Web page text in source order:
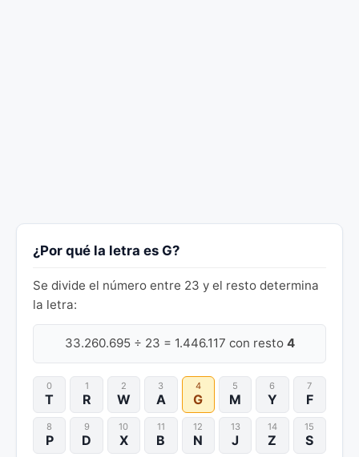
¿Por qué la letra es G?
Se divide el número entre 23 y el resto determina
la letra:
33.260.695 ÷ 23 = 1.446.117 con resto 4
0
T
1
R
2
W
3
A
4
G
5
M
6
Y
7
F
8
P
9
D
10
X
11
B
12
N
13
J
14
Z
15
S